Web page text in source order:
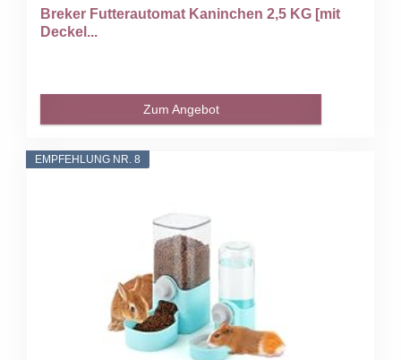
Breker Futterautomat Kaninchen 2,5 KG [mit
Deckel...
Zum Angebot
EMPFEHLUNG NR. 8